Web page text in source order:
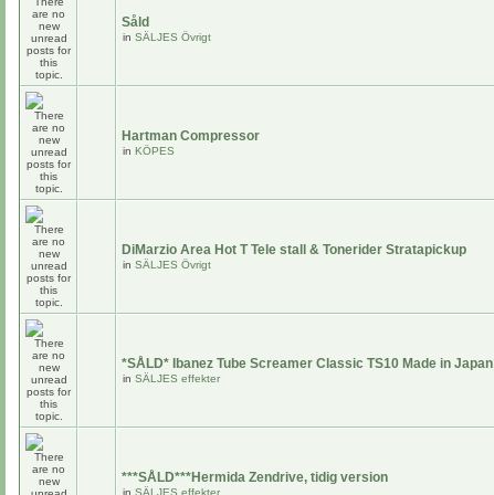
Såld
in SÄLJES Övrigt
Hartman Compressor
in KÖPES
DiMarzio Area Hot T Tele stall & Tonerider Stratapickup
in SÄLJES Övrigt
*SÅLD* Ibanez Tube Screamer Classic TS10 Made in Japan
in SÄLJES effekter
***SÅLD***Hermida Zendrive, tidig version
in SÄLJES effekter